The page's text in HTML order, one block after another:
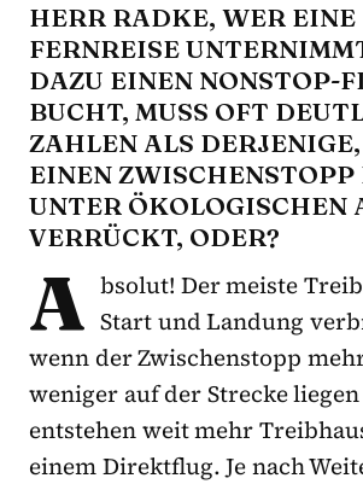
HERR RADKE, WER EINE
FERNREISE
DAZU EINEN NONSTOP-
BUCHT, MUSS OFT
ZAHLEN ALS
EINEN ZWISCHENSTOPP
UNTER ÖKOLOGISCHEN
VERRÜCKT, ODER?
A bsolut! Der meiste
Start und Landung
wenn der Zwischenstopp
weniger auf der Strecke
entstehen weit mehr
einem Direktflug. Je nach